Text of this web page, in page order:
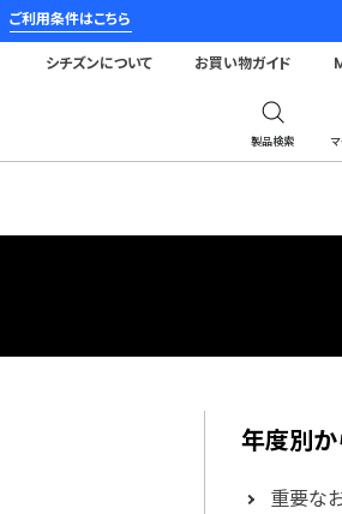
ご利用条件はこちら
製品検索
シチズンについて お買い物ガイド
年度別か
重要な